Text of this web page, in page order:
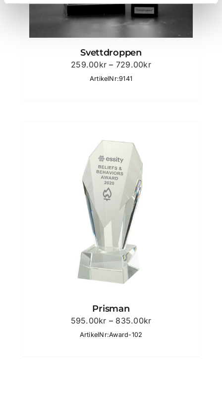
Svettdroppen
259.00kr – 729.00krPrisintervall:
ArtikelNr:9141
Prisman
595.00kr – 835.00krPrisintervall:
ArtikelNr:Award-102